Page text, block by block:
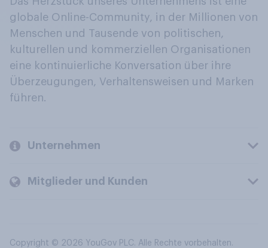
globale Online-Community, in der Millionen von
Menschen und Tausende von politischen,
kulturellen und kommerziellen Organisationen
eine kontinuierliche Konversation über ihre
Überzeugungen, Verhaltensweisen und Marken
führen.
Unternehmen
Mitglieder und Kunden
Copyright © 2026 YouGov PLC. Alle Rechte vorbehalten.